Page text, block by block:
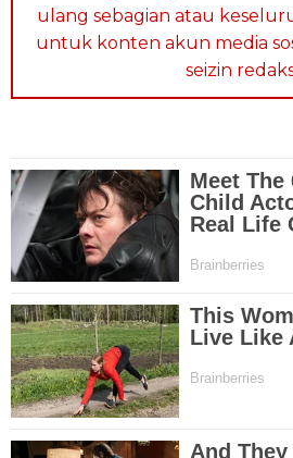
ulang sebagian atau
untuk konten akun media
seizin